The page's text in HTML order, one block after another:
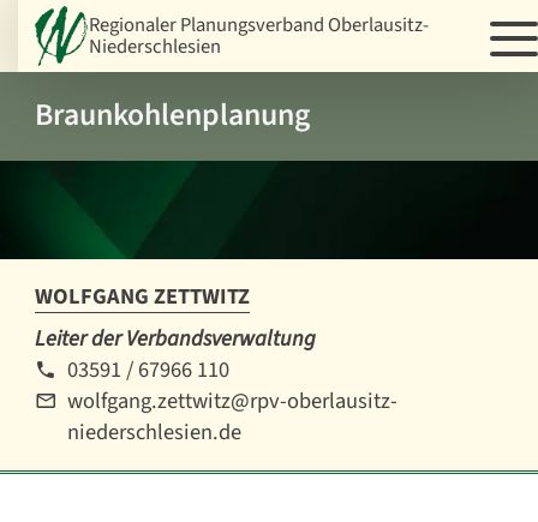
Regionaler Planungsverband Oberlausitz-
Niederschlesien
Braunkohlenplanung
WOLFGANG ZETTWITZ
Leiter der Verbandsverwaltung
03591 / 67966 110
wolfgang.zettwitz@rpv-oberlausitz-
niederschlesien.de